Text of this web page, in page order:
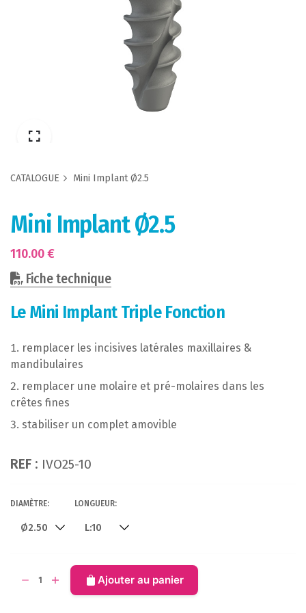
CATALOGUE Mini Implant Ø2.5
Mini Implant Ø2.5
110.00€
Fiche technique
Le Mini Implant Triple Fonction
remplacer les incisives latérales maxillaires &
mandibulaires
remplacer une molaire et pré-molaires dans les
crêtes fines
stabiliser un complet amovible
REF : IVO25-10
DIAMÈTRE: LONGUEUR:
Ajouter au panier